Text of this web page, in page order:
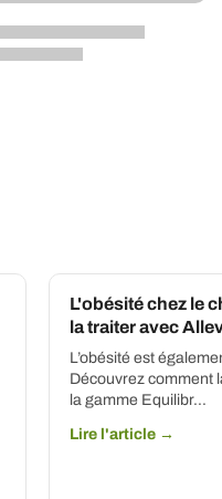
L'obésité chez le
la traiter avec
L’obésité est
Découvrez comment
la gamme Equilibr...
Lire l'article →